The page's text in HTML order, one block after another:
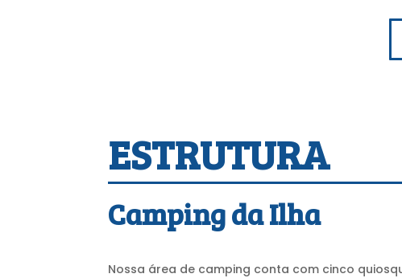
ESTRUTURA
Camping da Ilha
Nossa área de camping conta com cinco